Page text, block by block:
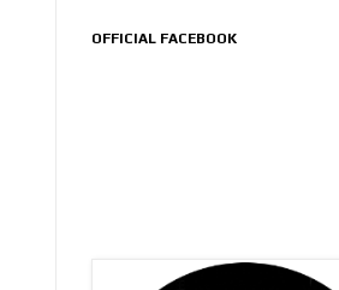
OFFICIAL FACEBOOK